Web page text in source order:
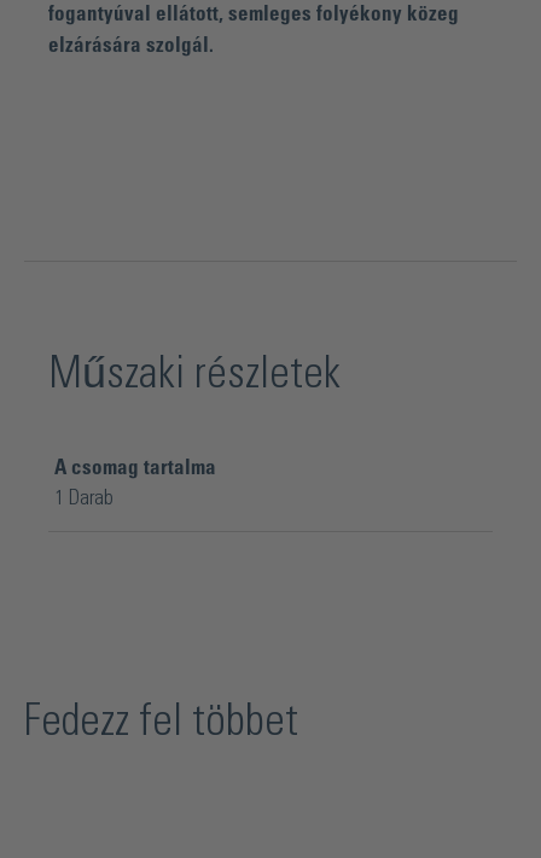
fogantyúval ellátott, semleges folyékony közeg
elzárására szolgál.
Műszaki részletek
A csomag tartalma
1 Darab
Fedezz fel többet